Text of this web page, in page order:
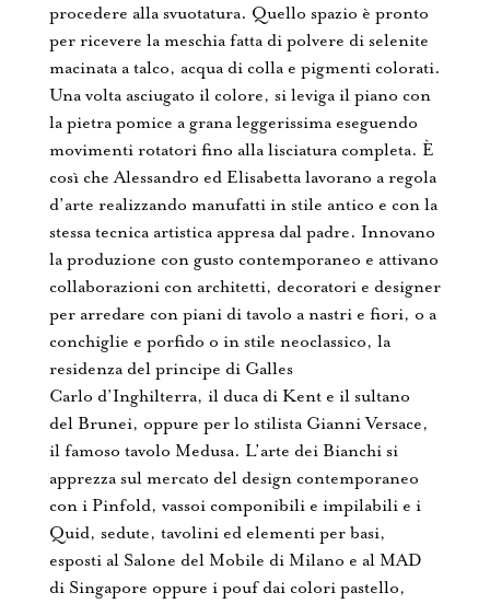
procedere alla svuotatura. Quello spazio è pronto
per ricevere la meschia fatta di polvere di selenite
macinata a talco, acqua di colla e pigmenti colorati.
Una volta asciugato il colore, si leviga il piano con
la pietra pomice a grana leggerissima eseguendo
movimenti rotatori fino alla lisciatura completa. È
così che Alessandro ed Elisabetta lavorano a regola
d’arte realizzando manufatti in stile antico e con la
stessa tecnica artistica appresa dal padre. Innovano
la produzione con gusto contemporaneo e attivano
collaborazioni con architetti, decoratori e designer
per arredare con piani di tavolo a nastri e fiori, o a
conchiglie e porfido o in stile neoclassico, la
residenza del principe di Galles
Carlo d’Inghilterra, il duca di Kent e il sultano
del Brunei, oppure per lo stilista Gianni Versace,
il famoso tavolo Medusa. L’arte dei Bianchi si
apprezza sul mercato del design contemporaneo
con i Pinfold, vassoi componibili e impilabili e i
Quid, sedute, tavolini ed elementi per basi,
esposti al Salone del Mobile di Milano e al MAD
di Singapore oppure i pouf dai colori pastello,